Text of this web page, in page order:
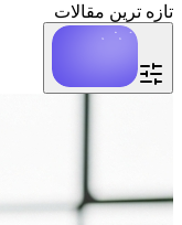
تازه ترین مقالات